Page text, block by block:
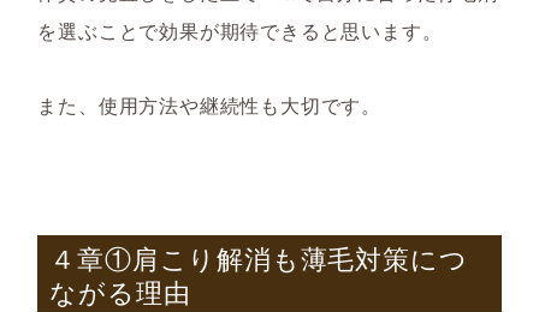
を選ぶことで効果が期待できると思います。
また、使用方法や継続性も大切です。
４章①肩こり解消も薄毛対策につ
ながる理由